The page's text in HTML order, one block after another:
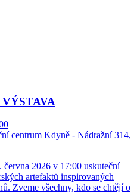
centrum Kdyně - Nádražní 314,
2026 v 17:00 uskuteční
artefaktů inspirovaných
Zveme všechny, kdo se chtějí o